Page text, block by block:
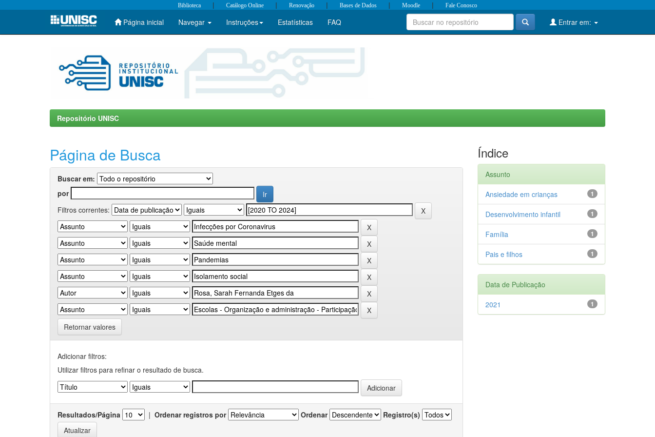
Skip
Biblioteca | Catálogo Online | Renovação | Bases de Dados | Moodle | Fale Conosco
Página inicial Navegar Instruções Estatísticas FAQ Entrar em:
Repositório UNISC
Página de Busca
Buscar em:
por
Filtros correntes:
Retornar valores
Adicionar filtros:
Utilizar filtros para refinar o resultado de busca.
Resultados/Página | Ordenar registros por Ordenar Registro(s)
Índice
Assunto
1
Ansiedade em crianças
1
Desenvolvimento infantil
1
Família
1
Pais e filhos
Data de Publicação
1
2021